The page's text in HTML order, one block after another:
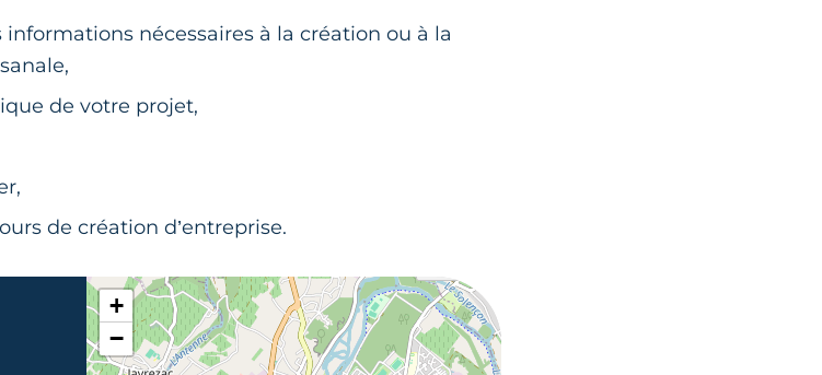
nécessaires à la création ou à la
de votre projet,
de création d’entreprise.
+
−